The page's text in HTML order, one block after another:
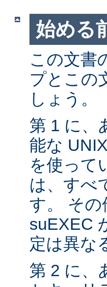
始める
この文書
プとこの
しょう。
第 1 に、
能な
を使って
は、すべ
す。 そ
suEXEC
定は異な
第 2 に、